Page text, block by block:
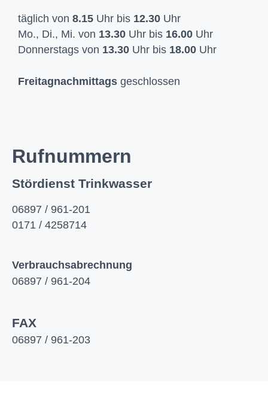
täglich von 8.15 Uhr bis 12.30 Uhr
Mo., Di., Mi. von 13.30 Uhr bis 16.00 Uhr
Donnerstags von 13.30 Uhr bis 18.00 Uhr
Freitagnachmittags geschlossen
Rufnummern
Stördienst Trinkwasser
06897 / 961-201
0171 / 4258714
Verbrauchsabrechnung
06897 / 961-204
FAX
06897 / 961-203